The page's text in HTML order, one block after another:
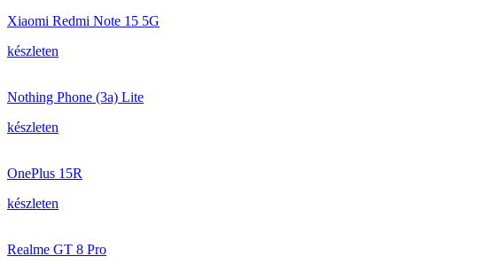
Xiaomi Redmi Note 15 5G
készleten
Nothing Phone (3a) Lite
készleten
OnePlus 15R
készleten
Realme GT 8 Pro